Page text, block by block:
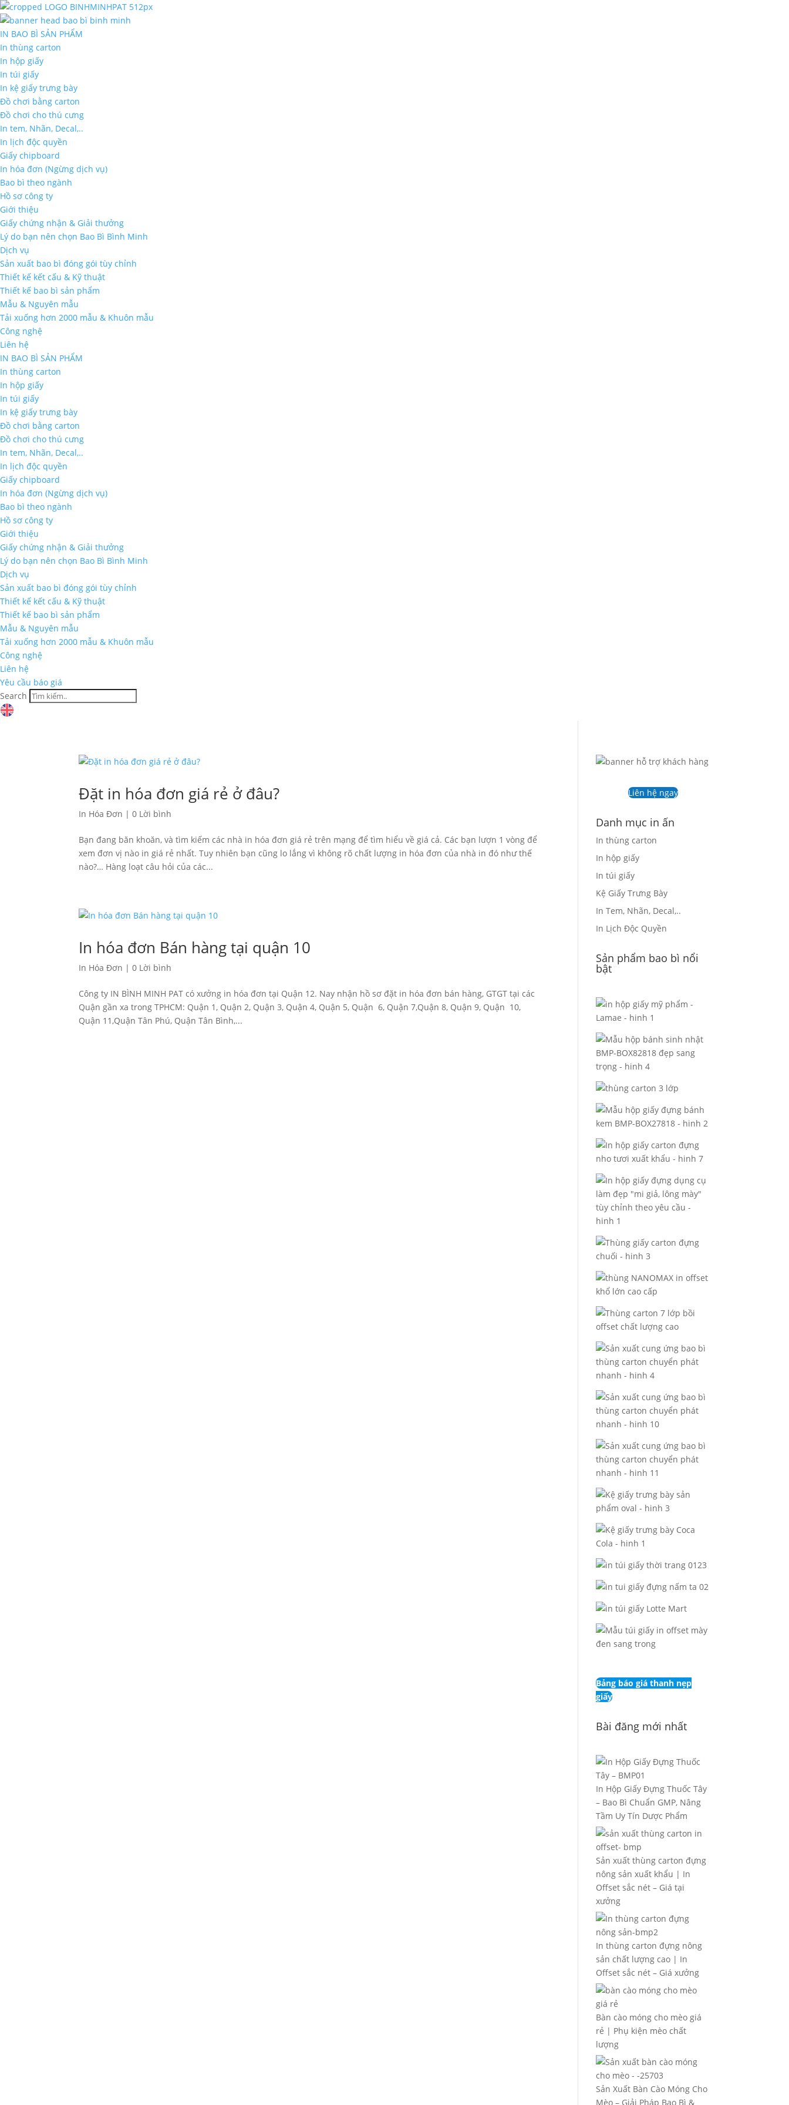
IN BAO BÌ SẢN PHẨM
In thùng carton
In hộp giấy
In túi giấy
In kệ giấy trưng bày
Đồ chơi bằng carton
Đồ chơi cho thú cưng
In tem, Nhãn, Decal,..
In lịch độc quyền
Giấy chipboard
In hóa đơn (Ngừng dịch vụ)
Bao bì theo ngành
Hồ sơ công ty
Giới thiệu
Giấy chứng nhận & Giải thưởng
Lý do bạn nên chọn Bao Bì Bình Minh
Dịch vụ
Sản xuất bao bì đóng gói tùy chỉnh
Thiết kế kết cấu & Kỹ thuật
Thiết kế bao bì sản phẩm
Mẫu & Nguyên mẫu
Tải xuống hơn 2000 mẫu & Khuôn mẫu
Công nghệ
Liên hệ
IN BAO BÌ SẢN PHẨM
In thùng carton
In hộp giấy
In túi giấy
In kệ giấy trưng bày
Đồ chơi bằng carton
Đồ chơi cho thú cưng
In tem, Nhãn, Decal,..
In lịch độc quyền
Giấy chipboard
In hóa đơn (Ngừng dịch vụ)
Bao bì theo ngành
Hồ sơ công ty
Giới thiệu
Giấy chứng nhận & Giải thưởng
Lý do bạn nên chọn Bao Bì Bình Minh
Dịch vụ
Sản xuất bao bì đóng gói tùy chỉnh
Thiết kế kết cấu & Kỹ thuật
Thiết kế bao bì sản phẩm
Mẫu & Nguyên mẫu
Tải xuống hơn 2000 mẫu & Khuôn mẫu
Công nghệ
Liên hệ
Yêu cầu báo giá
Search
Đặt in hóa đơn giá rẻ ở đâu?
In Hóa Đơn |0 Lời bình
Bạn đang băn khoăn, và tìm kiếm các nhà in hóa đơn giá rẻ trên mạng để tìm hiểu về giá cả. Các bạn lượn 1 vòng để
xem đơn vị nào in giá rẻ nhất. Tuy nhiên bạn cũng lo lắng vì không rõ chất lượng in hóa đơn của nhà in đó như thế
nào?… Hàng loạt câu hỏi của các...
In hóa đơn Bán hàng tại quận 10
In Hóa Đơn |0 Lời bình
Công ty IN BÌNH MINH PAT có xưởng in hóa đơn tại Quận 12. Nay nhận hồ sơ đặt in hóa đơn bán hàng, GTGT tại các
Quận gần xa trong TPHCM: Quận 1, Quận 2, Quận 3, Quận 4, Quận 5, Quận 6, Quận 7,Quận 8, Quận 9, Quận 10,
Quận 11,Quận Tân Phú, Quận Tân Bình,...
Liên hệ ngay
Danh mục in ấn
In thùng carton
In hộp giấy
In túi giấy
Kệ Giấy Trưng Bày
In Tem, Nhãn, Decal,..
In Lịch Độc Quyền
Sản phẩm bao bì nổi
bật
Bảng báo giá thanh nẹp
giấy
Bài đăng mới nhất
In Hộp Giấy Đựng Thuốc Tây
– Bao Bì Chuẩn GMP, Nâng
Tầm Uy Tín Dược Phẩm
Sản xuất thùng carton đựng
nông sản xuất khẩu | In
Offset sắc nét – Giá tại
xưởng
In thùng carton đựng nông
sản chất lượng cao | In
Offset sắc nét – Giá xưởng
Bàn cào móng cho mèo giá
rẻ | Phụ kiện mèo chất
lượng
Sản Xuất Bàn Cào Móng Cho
Mèo – Giải Pháp Bao Bì &